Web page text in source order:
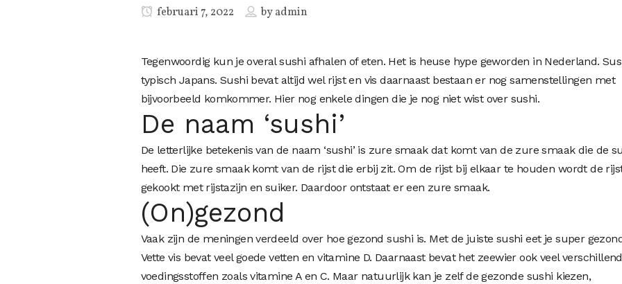
februari 7, 2022 byadmin
Tegenwoordig kun je overal sushi afhalen of eten. Het is heuse hype geworden in Nederland.
typisch Japans. Sushi bevat altijd wel rijst en vis daarnaast bestaan er nog samenstellingen met
bijvoorbeeld komkommer. Hier nog enkele dingen die je nog niet wist over sushi.
De naam ‘sushi’
De letterlijke betekenis van de naam ‘sushi’ is zure smaak dat komt van de zure smaak die de
heeft. Die zure smaak komt van de rijst die erbij zit. Om de rijst bij elkaar te houden wordt de
gekookt met rijstazijn en suiker. Daardoor ontstaat er een zure smaak.
(On)gezond
Vaak zijn de meningen verdeeld over hoe gezond sushi is. Met de juiste sushi eet je super
Vette vis bevat veel goede vetten en vitamine D. Daarnaast bevat het zeewier ook veel
voedingsstoffen zoals vitamine A en C. Maar natuurlijk kan je zelf de gezonde sushi kiezen,